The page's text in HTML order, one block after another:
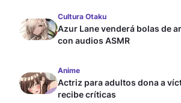
Cultura Otaku
Azur Lane venderá bolas de
con audios ASMR
Anime
Actriz para adultos dona a
recibe críticas